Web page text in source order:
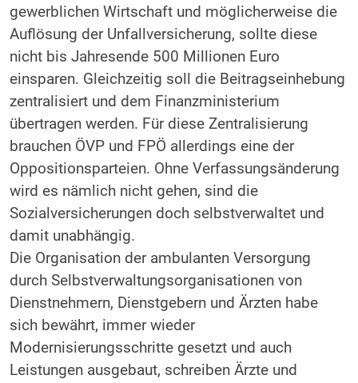
gewerblichen Wirtschaft und möglicherweise die
Auflösung der Unfallversicherung, sollte diese
nicht bis Jahresende 500 Millionen Euro
einsparen. Gleichzeitig soll die Beitragseinhebung
zentralisiert und dem Finanzministerium
übertragen werden. Für diese Zentralisierung
brauchen ÖVP und FPÖ allerdings eine der
Oppositionsparteien. Ohne Verfassungsänderung
wird es nämlich nicht gehen, sind die
Sozialversicherungen doch selbstverwaltet und
damit unabhängig.
Die Organisation der ambulanten Versorgung
durch Selbstverwaltungsorganisationen von
Dienstnehmern, Dienstgebern und Ärzten habe
sich bewährt, immer wieder
Modernisierungsschritte gesetzt und auch
Leistungen ausgebaut, schreiben Ärzte und